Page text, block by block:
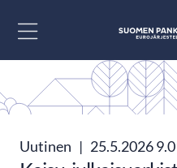
Uutinen | 25.5.2026